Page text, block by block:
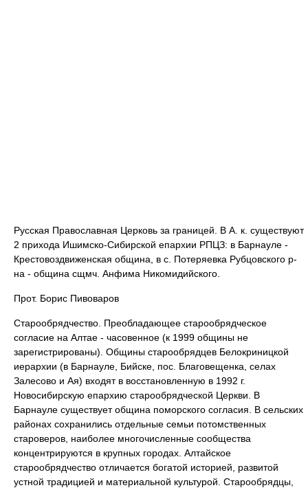
Русская Православная Церковь за границей. В А. к. существуют
2 прихода Ишимско-Сибирской епархии РПЦЗ: в Барнауле -
Крестовоздвиженская община, в с. Потеряевка Рубцовского р-
на - община сщмч. Анфима Никомидийского.
Прот. Борис Пивоваров
Старообрядчество. Преобладающее старообрядческое
согласие на Алтае - часовенное (к 1999 общины не
зарегистрированы). Общины старообрядцев Белокриницкой
иерархии (в Барнауле, Бийске, пос. Благовещенка, селах
Залесово и Ая) входят в восстановленную в 1992 г.
Новосибирскую епархию старообрядческой Церкви. В
Барнауле существует община поморского согласия. В сельских
районах сохранились отдельные семьи потомственных
староверов, наиболее многочисленные сообщества
концентрируются в крупных городах. Алтайское
старообрядчество отличается богатой историей, развитой
устной традицией и материальной культурой. Старообрядцы,